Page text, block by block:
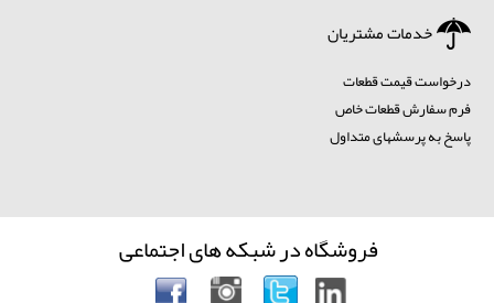
خدمات مشتریان
درخواست قیمت قطعات
فرم سفارش قطعات خاص
پاسخ به پرسشهای متداول
فروشگاه در شبکه های اجتماعی